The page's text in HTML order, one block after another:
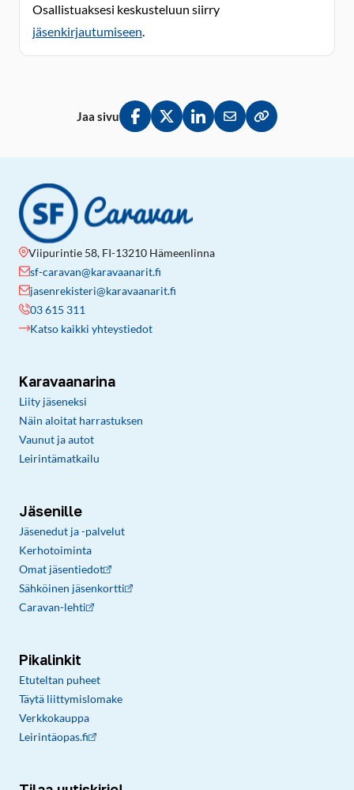
Osallistuaksesi keskusteluun siirry
jäsenkirjautumiseen.
Jaa sivu
Jaa Facebookissa
Jaa Twitterissä
Jaa LinkedInissä
Jaa sähköpostitse
Kopioi linkki
Viipurintie 58, FI-13210 Hämeenlinna
sf-caravan@karavaanarit.fi
jasenrekisteri@karavaanarit.fi
03 615 311
Katso kaikki yhteystiedot
Karavaanarina
Liity jäseneksi
Näin aloitat harrastuksen
Vaunut ja autot
Leirintämatkailu
Jäsenille
Jäsenedut ja -palvelut
Kerhotoiminta
Omat jäsentiedot
Sähköinen jäsenkortti
Caravan-lehti
Pikalinkit
Etuteltan puheet
Täytä liittymislomake
Verkkokauppa
Leirintäopas.fi